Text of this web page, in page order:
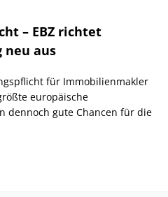
– EBZ richtet
aus
für Immobilienmakler
europäische
dennoch gute Chancen für die